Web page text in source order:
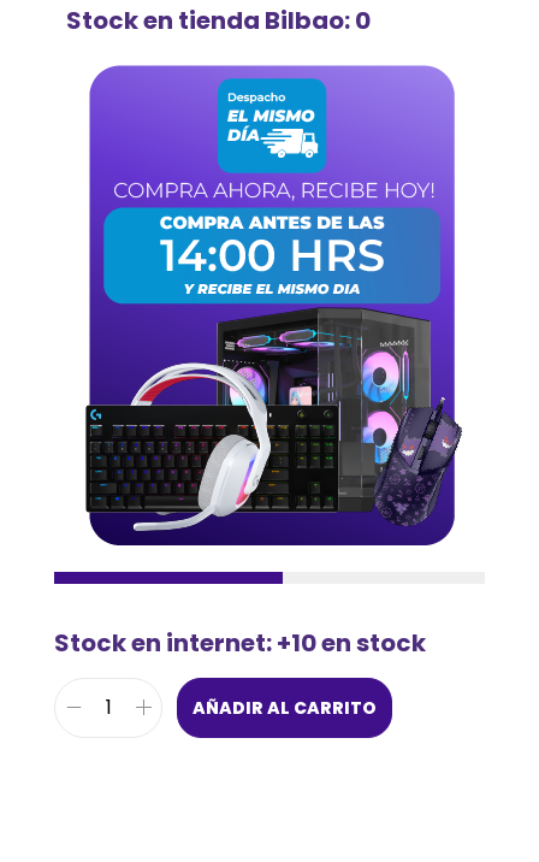
Stock en tienda Bilbao: 0
Stock en internet: +10 en stock
AÑADIR AL CARRITO